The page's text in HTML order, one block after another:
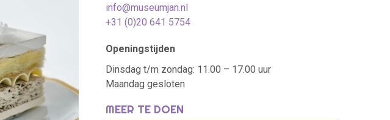
info@museumjan.nl
+31 (0)20 641 5754
Openingstijden
Dinsdag t/m zondag: 11.00 – 17.00 uur
Maandag gesloten
MEER TE DOEN